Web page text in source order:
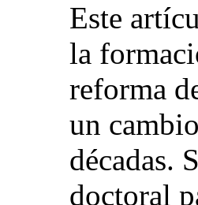
Este
la
reforma
un
décadas.
doctoral